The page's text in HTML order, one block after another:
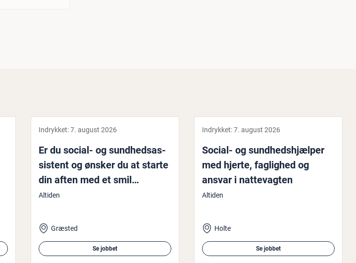
Indrykket:7. august 2026
Er du social- og sund­heds­as­
si­stent og ønsker du at starte
din aften med et smil…
Altiden
Græsted
Se jobbet
Indrykket:7. august 2026
Social- og sund­heds­hjæl­per
med hjerte, faglighed og
ansvar i nat­te­vag­ten
Altiden
Holte
Se jobbet